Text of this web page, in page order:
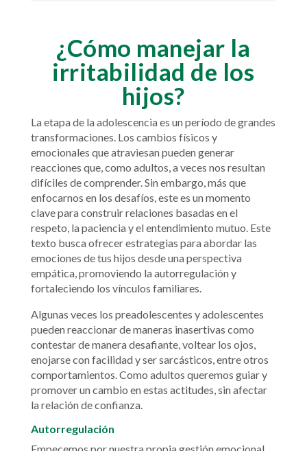
¿Cómo manejar la
irritabilidad de los
hijos?
La etapa de la adolescencia es un período de grandes
transformaciones. Los cambios físicos y
emocionales que atraviesan pueden generar
reacciones que, como adultos, a veces nos resultan
difíciles de comprender. Sin embargo, más que
enfocarnos en los desafíos, este es un momento
clave para construir relaciones basadas en el
respeto, la paciencia y el entendimiento mutuo. Este
texto busca ofrecer estrategias para abordar las
emociones de tus hijos desde una perspectiva
empática, promoviendo la autorregulación y
fortaleciendo los vínculos familiares.
Algunas veces los preadolescentes y adolescentes
pueden reaccionar de maneras inasertivas como
contestar de manera desafiante, voltear los ojos,
enojarse con facilidad y ser sarcásticos, entre otros
comportamientos. Como adultos queremos guiar y
promover un cambio en estas actitudes, sin afectar
la relación de confianza.
Autorregulación